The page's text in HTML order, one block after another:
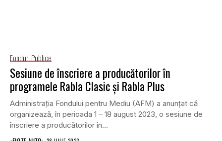
Fonduri Publice
Sesiune de înscriere a producătorilor în
programele Rabla Clasic şi Rabla Plus
Administraţia Fondului pentru Mediu (AFM) a anunțat că
organizează, în perioada 1 – 18 august 2023, o sesiune de
înscriere a producătorilor în...